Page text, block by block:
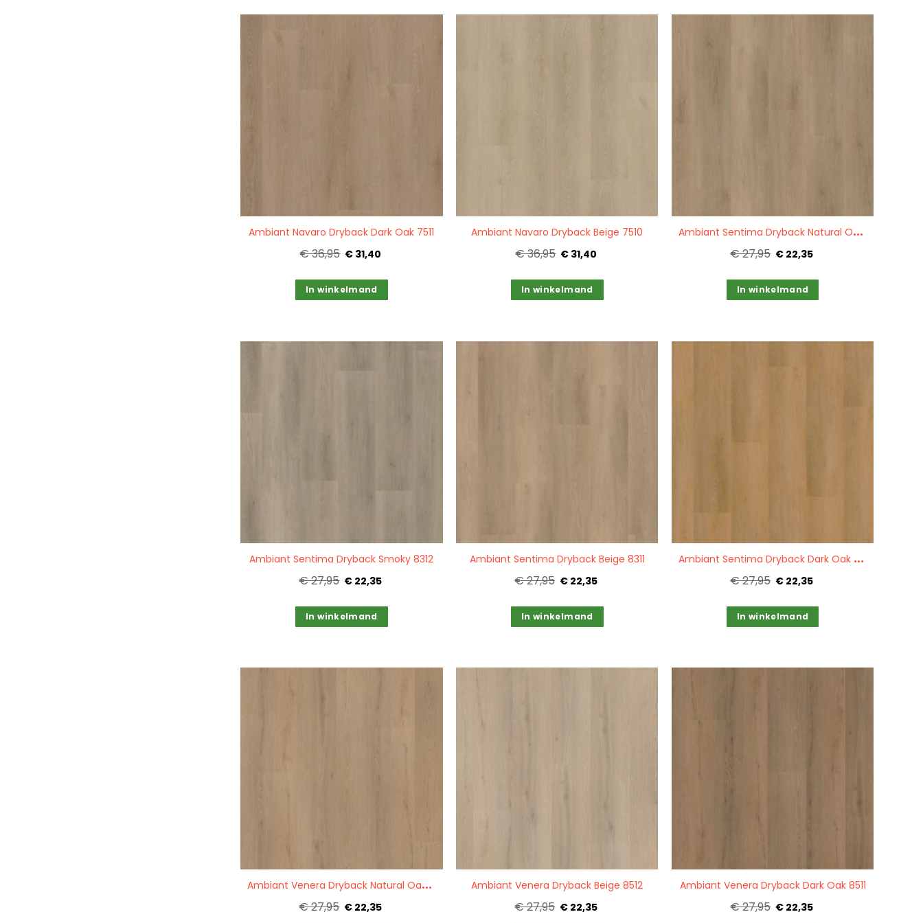
Ambiant Navaro Dryback Dark Oak 7511
€ 36,95 € 31,40
In winkelmand
Ambiant Navaro Dryback Beige 7510
€ 36,95 € 31,40
In winkelmand
A
mbiant Sentima Dryback Natural Oak 8313
€ 27,95 € 22,35
In winkelmand
Ambiant Sentima Dryback Smoky 8312
€ 27,95 € 22,35
In winkelmand
Ambiant Sentima Dryback Beige 8311
€ 27,95 € 22,35
In winkelmand
A
mbiant Sentima Dryback Dark Oak 8310
€ 27,95 € 22,35
In winkelmand
A
mbiant Venera Dryback Natural Oak 8513
€ 27,95 € 22,35
Ambiant Venera Dryback Beige 8512
€ 27,95 € 22,35
Ambiant Venera Dryback Dark Oak 8511
€ 27,95 € 22,35